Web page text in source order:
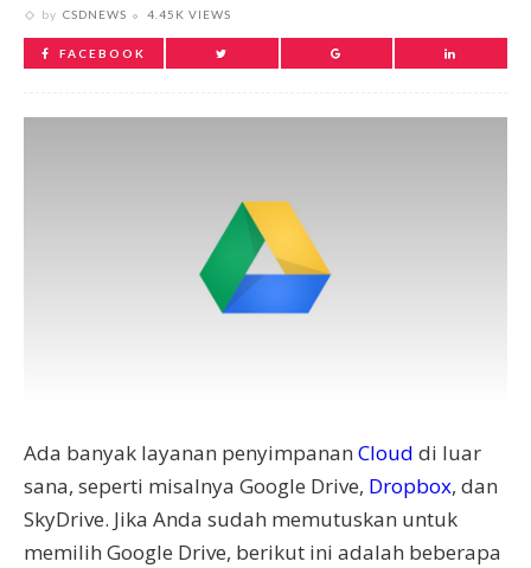
by CSDNEWS 4.45K VIEWS
FACEBOOK
Ada banyak layanan penyimpanan Cloud di luar
sana, seperti misalnya Google Drive, Dropbox, dan
SkyDrive. Jika Anda sudah memutuskan untuk
memilih Google Drive, berikut ini adalah beberapa